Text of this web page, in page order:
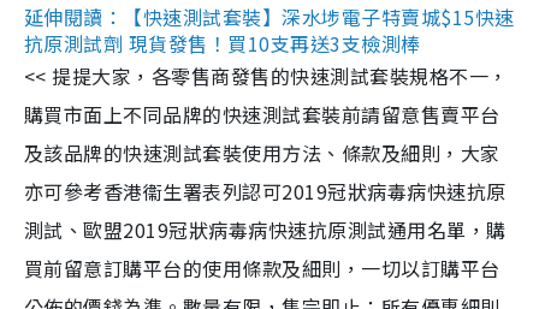
延伸閱讀：【快速測試套裝】深水埗電子特賣城$15快速
抗原測試劑 現貨發售！買10支再送3支檢測棒
<< 提提大家，各零售商發售的快速測試套裝規格不一，
購買市面上不同品牌的快速測試套裝前請留意售賣平台
及該品牌的快速測試套裝使用方法、條款及細則，大家
亦可參考香港衞生署表列認可2019冠狀病毒病快速抗原
測試、歐盟2019冠狀病毒病快速抗原測試通用名單，購
買前留意訂購平台的使用條款及細則，一切以訂購平台